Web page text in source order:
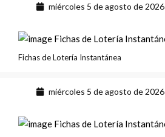
miércoles 5 de agosto de 2026
Fichas de Lotería Instantánea
miércoles 5 de agosto de 2026